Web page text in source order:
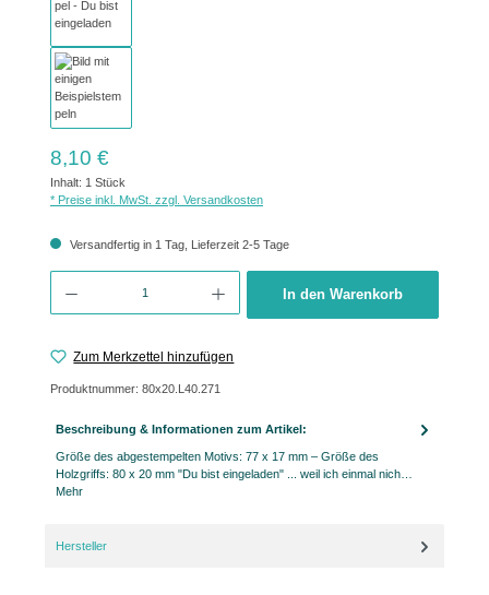
Regulärer Preis:
8,10 €
Inhalt: 1 Stück
* Preise inkl. MwSt. zzgl. Versandkosten
Versandfertig in 1 Tag, Lieferzeit 2-5 Tage
In den Warenkorb
Zum Merkzettel hinzufügen
Produktnummer: 80x20.L40.271
Beschreibung & Informationen zum Artikel:
Größe des abgestempelten Motivs: 77 x 17 mm – Größe des
Holzgriffs: 80 x 20 mm "Du bist eingeladen" ... weil ich einmal nich…
Mehr
Hersteller